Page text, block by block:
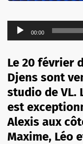
Lecteur
audio
00:00
Le 20 février
Djens sont
studio de VL.
est
Alexis aux
Maxime, Léo